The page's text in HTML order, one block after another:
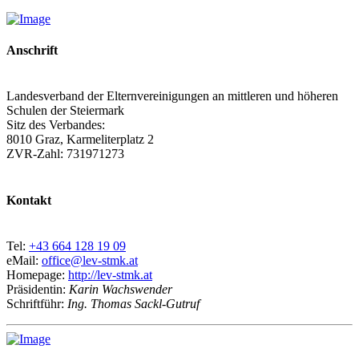
Anschrift
Landesverband der Elternvereinigungen an mittleren und höheren
Schulen der Steiermark
Sitz des Verbandes:
8010 Graz, Karmeliterplatz 2
ZVR-Zahl: 731971273
Kontakt
Tel: +43 664 128 19 09
eMail: office@lev-stmk.at
Homepage: http://lev-stmk.at
Präsidentin: Karin Wachswender
Schriftführ: Ing. Thomas Sackl-Gutruf